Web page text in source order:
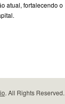
atual, fortalecendo o
. All Rights Reserved.